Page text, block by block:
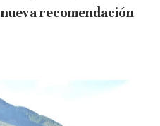
nueva recomendación